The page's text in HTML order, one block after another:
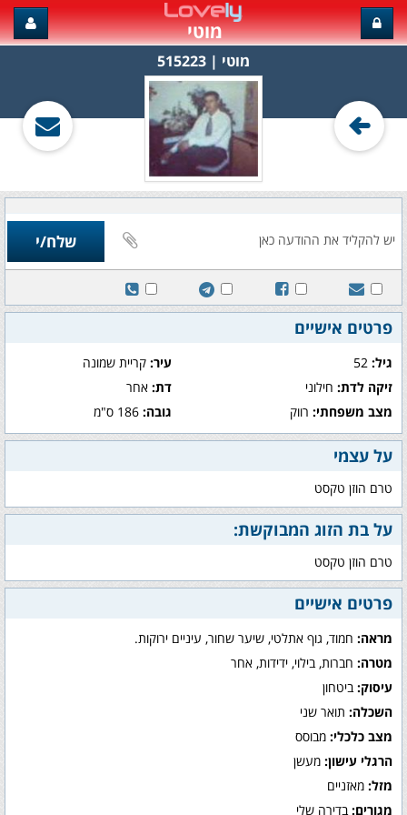
מוטי
מוטי‏ | 515223
פרטים אישיים
גיל: עיר:קריית שמונה
זיקה לדת: חילוני דת:אחר
מצב משפחתי: רווק גובה:186 ס"מ
על עצמי
טרם הוזן טקסט
על בת הזוג המבוקשת:
טרם הוזן טקסט
פרטים אישיים
מראה: חמוד, גוף אתלטי, שיער שחור, עיניים ירוקות.
מטרה: חברות, בילוי, ידידות, אחר
עיסוק: ביטחון
השכלה: תואר שני
מצב כלכלי: מבוסס
הרגלי עישון: מעשן
מזל: מאזניים
מגורים: בדירה שלי